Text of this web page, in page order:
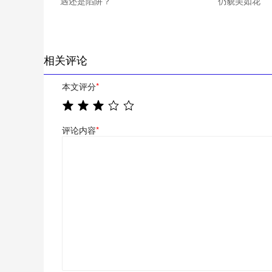
相关评论
本文评分*
评论内容*